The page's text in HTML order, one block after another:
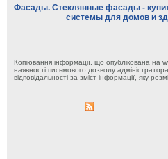
Фасады. Стеклянные фасады -
системы для домов и
Копіювання інформації, що опублікована
наявності письмового дозволу
відповідальності за зміст інформації, яку